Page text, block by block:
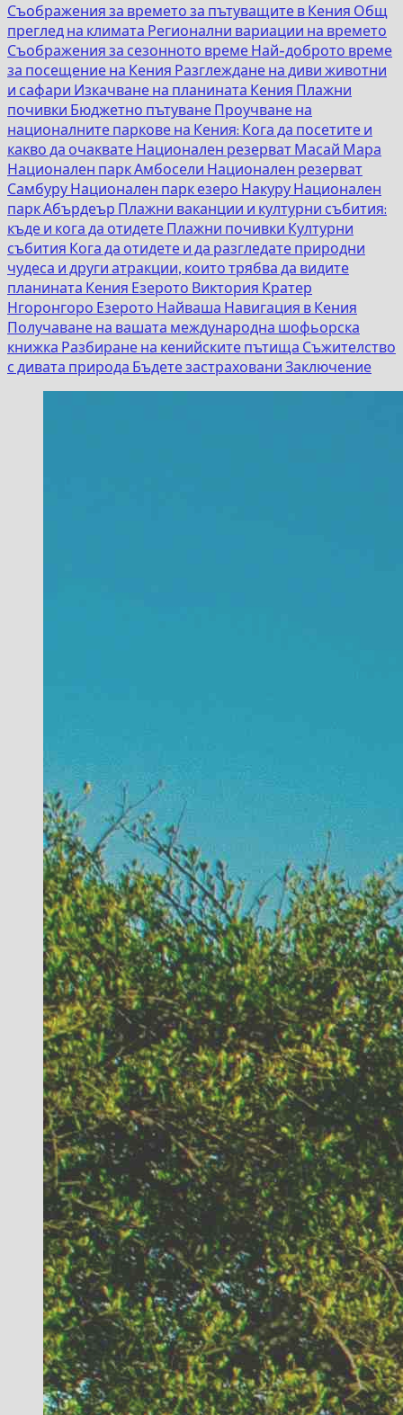
Съображения за времето за пътуващите в Кения Общ
преглед на климата Регионални вариации на времето
Съображения за сезонното време Най-доброто време
за посещение на Кения Разглеждане на диви животни
и сафари Изкачване на планината Кения Плажни
почивки Бюджетно пътуване Проучване на
националните паркове на Кения: Кога да посетите и
какво да очаквате Национален резерват Масай Мара
Национален парк Амбосели Национален резерват
Самбуру Национален парк езеро Накуру Национален
парк Абърдеър Плажни ваканции и културни събития:
къде и кога да отидете Плажни почивки Културни
събития Кога да отидете и да разгледате природни
чудеса и други атракции, които трябва да видите
планината Кения Езерото Виктория Кратер
Нгоронгоро Езерото Найваша Навигация в Кения
Получаване на вашата международна шофьорска
книжка Разбиране на кенийските пътища Съжителство
с дивата природа Бъдете застраховани Заключение